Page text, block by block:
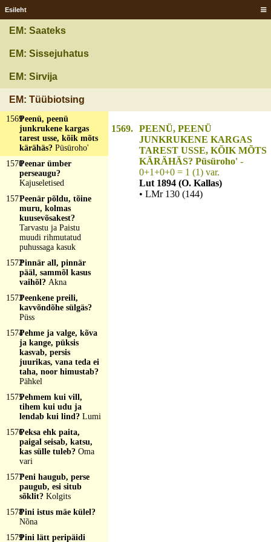
Esileht
EM: Saateks
EM: Sissejuhatus
EM: Sirvija
EM: Tüübiotsing
1565Päält sinine, seest
valge?Suhkrupää
must?Lumi ja maa
tantsib? Tuisk ja tuul
1568Pedajane, tammine,
üle kõige must?Püss
1569Peenü, peenü
junkrukene kargas
tarest usse, kõik mõts
kärähäs? Püsüroho'
1570Peenar ümber
perseaugu?
Kajuseletised
1571Peenär põldu, tõine
muru, kolmas
kuusevõsakest?
Tarvastu ja Paistu
muudi rihmutatud
puhussaga kasuk
1572Pinnär all, pinnär
pääl, sammõl kasus
vaihõl? Akna
1573Peenkene preili,
kavvõndõhe sülgäs?
Püss
1574Pehme ja valge, kõva
ja kange, püksis
kasvab, persis
juurikas, vana teda ei
taha, noor himustab?
Pähkel
1575Pehmem kui vill,
tihem kui udu ja
lendab kui lind? Lumi
1576Peksa ehk paita,
paigal seisab, katsu,
kas sülle tuleb? Oma
vari
1577Peni haugub, perse
paugub, esi situb
sõklit? Kolgits
1578Pini istus mäe külel?
Nõna
1579Pini lätt peripäidi
1569. PEENÜ, PEENÜ
JUNKRUKENE KARGAS
TAREST USSE, KÕIK MÕTS
KÄRÄHÄS? Püsüroho' -
0+1+0+0 = 1 (1) var.
Lut 1894 (O. Kallas)
• LMr 130 (144)